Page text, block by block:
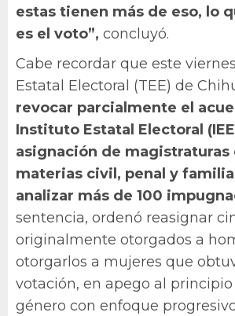
estas tienen más de eso, lo
es el voto”, concluyó.
Cabe recordar que este
Estatal Electoral (TEE) de
revocar parcialmente el
Instituto Estatal Electoral
asignación de magistraturas
materias civil, penal y
analizar más de 100
sentencia, ordenó reasignar
originalmente otorgados a
otorgarlos a mujeres que
votación, en apego al
género con enfoque